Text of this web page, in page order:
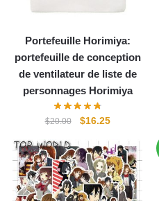
Portefeuille Horimiya:
portefeuille de conception
de ventilateur de liste de
personnages Horimiya
$20.00
Le
initial
était :
$20.00.
$16.25Le
actuel
est :
$16.25.